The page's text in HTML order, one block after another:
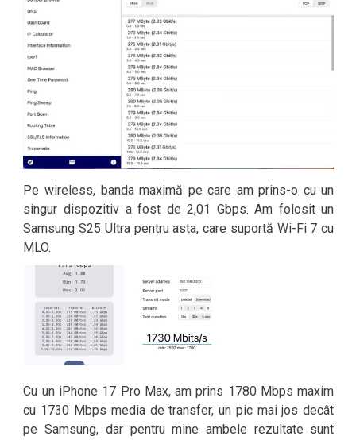
Pe wireless, banda maximă pe care am prins-o cu un
singur dispozitiv a fost de 2,01 Gbps. Am folosit un
Samsung S25 Ultra pentru asta, care suportă Wi-Fi 7 cu
MLO.
Cu un iPhone 17 Pro Max, am prins 1780 Mbps maxim
cu 1730 Mbps media de transfer, un pic mai jos decât
pe Samsung, dar pentru mine ambele rezultate sunt